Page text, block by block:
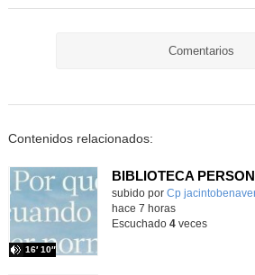
Comentarios
Contenidos relacionados:
Contenido educativo.
subido por Cp
16′ 10″
hace 7 horas
Escuchado 4veces